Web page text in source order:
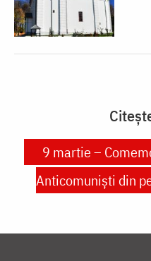
9 martie –
Anticomuniști din